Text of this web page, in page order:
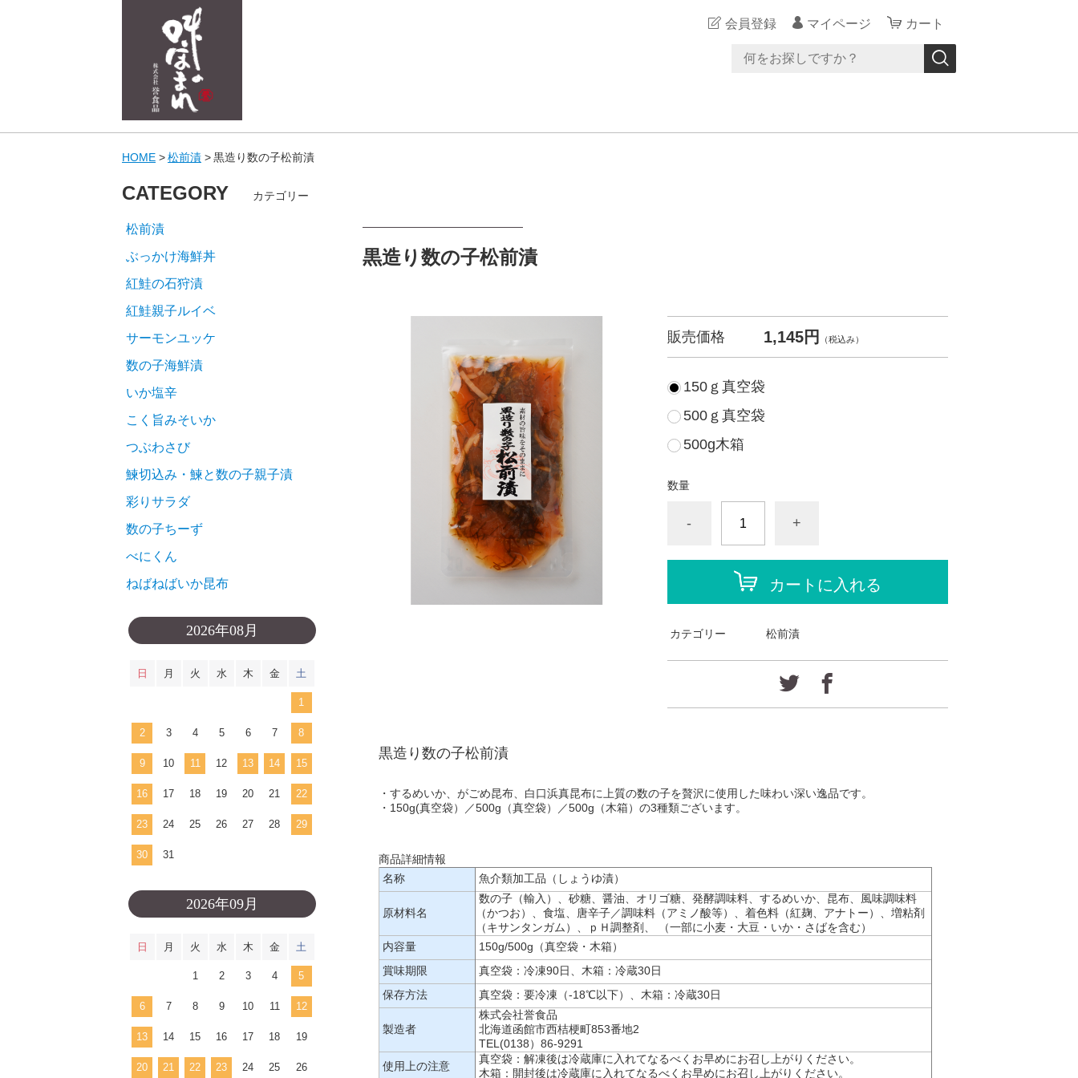
会員登録 マイページ カート
HOME 松前漬 黒造り数の子松前漬
黒造り数の子松前漬
販売価格 1,145円 （税込み）
150ｇ真空袋
500ｇ真空袋
500g木箱
数量
- +
カートに入れる
カテゴリー 松前漬
黒造り数の子松前漬
・するめいか、がごめ昆布、白口浜真昆布に上質の数の子を贅沢に使用した味わい深い逸品です。
・150g(真空袋）／500g（真空袋）／500g（木箱）の3種類ございます。
商品詳細情報
名称
魚介類加工品（しょうゆ漬）
原材料名
数の子（輸入）、砂糖、醤油、オリゴ糖、発酵調味料、するめいか、昆布、風味調味料
（かつお）、食塩、唐辛子／調味料（アミノ酸等）、着色料（紅麹、アナトー）、増粘剤
（キサンタンガム）、ｐＨ調整剤、 （一部に小麦・大豆・いか・さばを含む）
内容量
150g/500g（真空袋・木箱）
賞味期限
真空袋：冷凍90日、木箱：冷蔵30日
保存方法
真空袋：要冷凍（-18℃以下）、木箱：冷蔵30日
製造者
株式会社誉食品
北海道函館市西桔梗町853番地2
TEL(0138）86-9291
使用上の注意
真空袋：解凍後は冷蔵庫に入れてなるべくお早めにお召し上がりください。
木箱：開封後は冷蔵庫に入れてなるべくお早めにお召し上がりください。
CATEGORY カテゴリー
松前漬
ぶっかけ海鮮丼
紅鮭の石狩漬
紅鮭親子ルイベ
サーモンユッケ
数の子海鮮漬
いか塩辛
こく旨みそいか
つぶわさび
鰊切込み・鰊と数の子親子漬
彩りサラダ
数の子ちーず
べにくん
ねばねばいか昆布
2026年08月
日 月 火 水 木 金 土
1
2 3 4 5 6 7 8
9 10 11 12 13 14 15
16 17 18 19 20 21 22
23 24 25 26 27 28 29
30 31
2026年09月
日 月 火 水 木 金 土
1 2 3 4 5
6 7 8 9 10 11 12
13 14 15 16 17 18 19
20 21 22 23 24 25 26